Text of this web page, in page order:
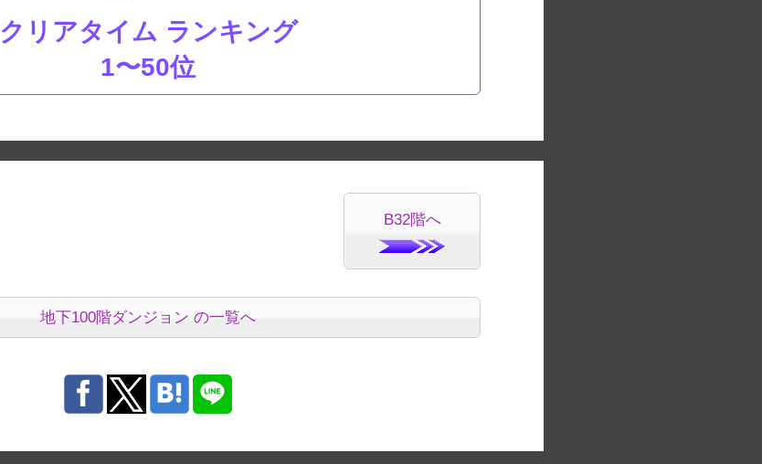
クリアタイム ランキング
1〜50位
B32階へ
地下100階ダンジョン の一覧へ